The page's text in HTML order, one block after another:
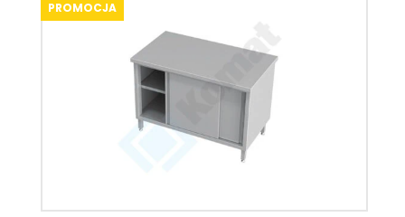
PROMOCJA